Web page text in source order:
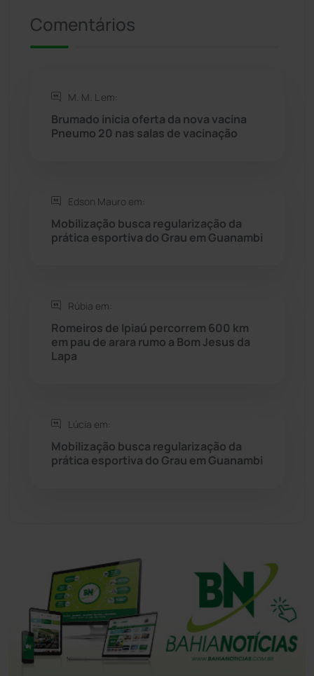
Riacho de Santana
Rio do Antônio
Rio do Pires
Seabra
Sudoeste Baiano (1530)
Tecnologia
Comentários
M. M. L em:
Brumado inicia oferta da nova vacina
Pneumo 20 nas salas de vacinação
Edson Mauro em:
Mobilização busca regularização da
prática esportiva do Grau em Guanambi
Rúbia em:
Romeiros de Ipiaú percorrem 600 km
em pau de arara rumo a Bom Jesus da
Lapa
Lúcia em:
Mobilização busca regularização da
prática esportiva do Grau em Guanambi